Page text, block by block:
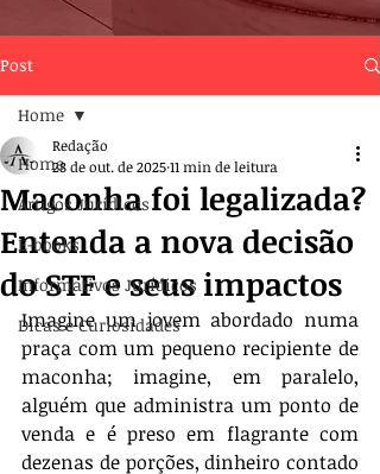
Post
Home
Artigos Jurídicos
E-books
Informativos Jurídicos
Dicas e Curiosidades
Home
Maconha foi legalizada?
Entenda a nova decisão
do STF e seus impactos
Redação
28 de out. de 202511 min de leitura
Imagine um jovem abordado numa
praça com um pequeno recipiente de
maconha; imagine, em paralelo,
alguém que administra um ponto de
venda e é preso em flagrante com
dezenas de porções, dinheiro contado